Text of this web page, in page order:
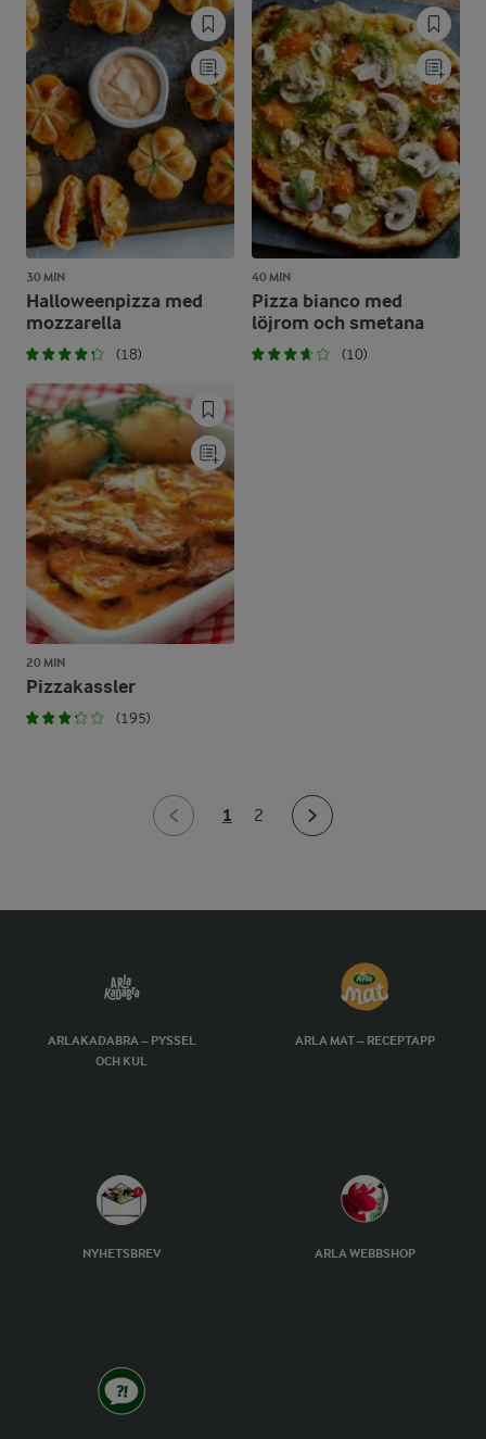
30 MIN
Halloweenpizza med
mozzarella
(18)
40 MIN
Pizza bianco med
löjrom och smetana
(10)
20 MIN
Pizzakassler
(195)
1 2
ARLAKADABRA – PYSSEL
OCH KUL
ARLA MAT – RECEPTAPP
NYHETSBREV ARLA WEBBSHOP